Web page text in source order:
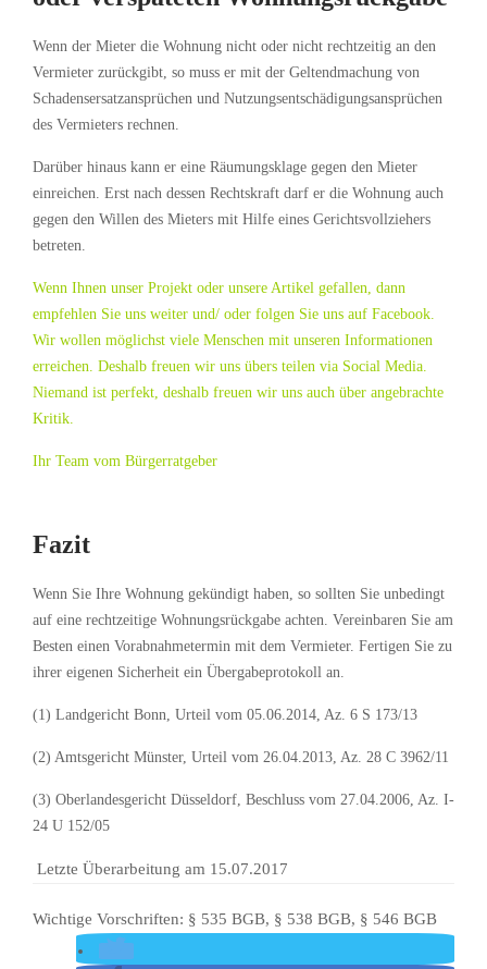
Wenn der Mieter die Wohnung nicht oder nicht rechtzeitig an den
Vermieter zurückgibt, so muss er mit der Geltendmachung von
Schadensersatzansprüchen und Nutzungsentschädigungsansprüchen
des Vermieters rechnen.
Darüber hinaus kann er eine Räumungsklage gegen den Mieter
einreichen. Erst nach dessen Rechtskraft darf er die Wohnung auch
gegen den Willen des Mieters mit Hilfe eines Gerichtsvollziehers
betreten.
Wenn Ihnen unser Projekt oder unsere Artikel gefallen, dann
empfehlen Sie uns weiter und/ oder folgen Sie uns auf Facebook.
Wir wollen möglichst viele Menschen mit unseren Informationen
erreichen. Deshalb freuen wir uns übers teilen via Social Media.
Niemand ist perfekt, deshalb freuen wir uns auch über angebrachte
Kritik.
Ihr Team vom Bürgerratgeber
Fazit
Wenn Sie Ihre Wohnung gekündigt haben, so sollten Sie unbedingt
auf eine rechtzeitige Wohnungsrückgabe achten. Vereinbaren Sie am
Besten einen Vorabnahmetermin mit dem Vermieter. Fertigen Sie zu
ihrer eigenen Sicherheit ein Übergabeprotokoll an.
(1) Landgericht Bonn, Urteil vom 05.06.2014, Az. 6 S 173/13
(2) Amtsgericht Münster, Urteil vom 26.04.2013, Az. 28 C 3962/11
(3) Oberlandesgericht Düsseldorf, Beschluss vom 27.04.2006, Az. I-
24 U 152/05
Letzte Überarbeitung am 15.07.2017
Wichtige Vorschriften: § 535 BGB, § 538 BGB, § 546 BGB